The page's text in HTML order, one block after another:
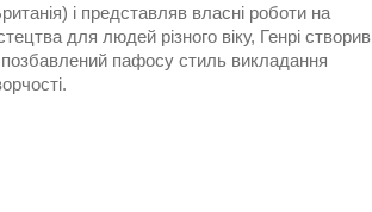
і представляв власні роботи на
для людей різного віку, Генрі створив
позбавлений пафосу стиль викладання